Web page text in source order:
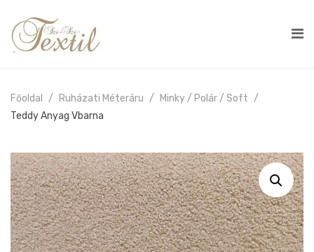
Főoldal Ruházati Méteráru
Minky / Polár / Soft
Teddy Anyag Vbarna